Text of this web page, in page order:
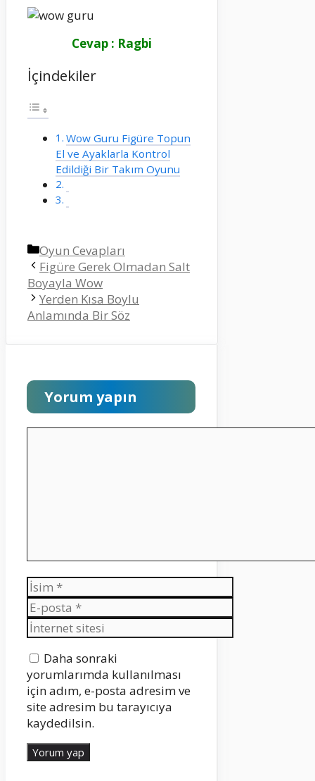
Cevap : Ragbi
İçindekiler
Wow Guru Figüre Topun
El ve Ayaklarla Kontrol
Edildiği Bir Takım Oyunu
Kategoriler
Oyun Cevapları
Figüre Gerek Olmadan Salt
Boyayla Wow
Yerden Kısa Boylu
Anlamında Bir Söz
Yorum yapın
İsim
E-
posta
İnternet
sitesi
Daha sonraki
yorumlarımda kullanılması
için adım, e-posta adresim ve
site adresim bu tarayıcıya
kaydedilsin.